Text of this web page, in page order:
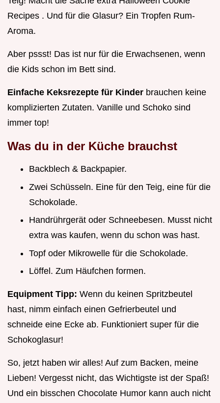
Recipes . Und für die Glasur? Ein Tropfen Rum-
Aroma.
Aber pssst! Das ist nur für die Erwachsenen, wenn
die Kids schon im Bett sind.
Einfache Keksrezepte für Kinder brauchen keine
komplizierten Zutaten. Vanille und Schoko sind
immer top!
Was du in der Küche brauchst
Backblech & Backpapier.
Zwei Schüsseln. Eine für den Teig, eine für die
Schokolade.
Handrührgerät oder Schneebesen. Musst nicht
extra was kaufen, wenn du schon was hast.
Topf oder Mikrowelle für die Schokolade.
Löffel. Zum Häufchen formen.
Equipment Tipp: Wenn du keinen Spritzbeutel
hast, nimm einfach einen Gefrierbeutel und
schneide eine Ecke ab. Funktioniert super für die
Schokoglasur!
So, jetzt haben wir alles! Auf zum Backen, meine
Lieben! Vergesst nicht, das Wichtigste ist der Spaß!
Und ein bisschen Chocolate Humor kann auch nicht